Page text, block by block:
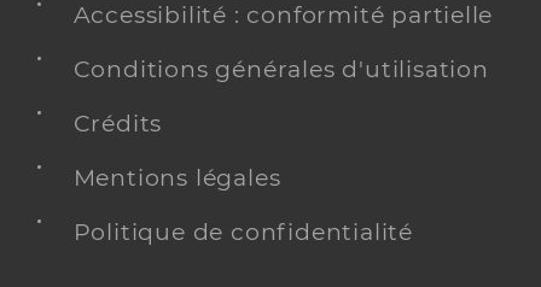
Accessibilité : conformité partielle
Conditions générales d'utilisation
Crédits
Mentions légales
Politique de confidentialité